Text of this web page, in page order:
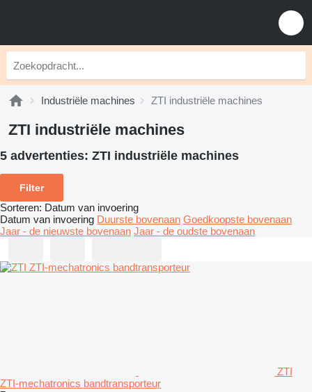
Industriële machines ZTI industriële machines
ZTI industriële machines
5 advertenties: ZTI industriële machines
Filter
Sorteren: Datum van invoering
Datum van invoering Duurste bovenaan Goedkoopste bovenaan
Jaar - de nieuwste bovenaan Jaar - de oudste bovenaan
ZTI
ZTI-mechatronics bandtransporteur